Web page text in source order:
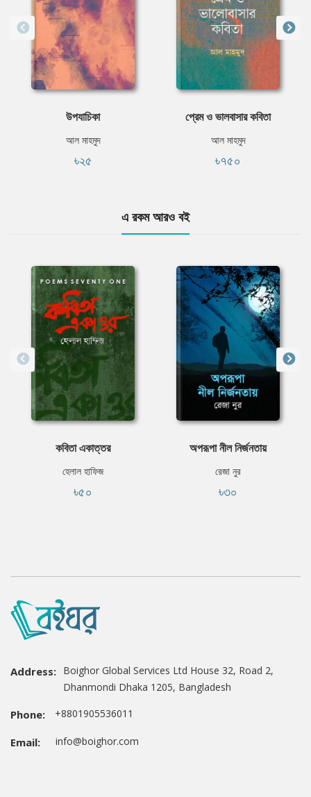
উপযাচিকা
আল মাহমুদ
৳২৫
প্রেম ও ভালবাসার কবিতা
আল মাহমুদ
৳৭৫০
এ রকম আরও বই
কবিতা একাত্তর
হেলাল হাফিজ
৳৫০
অপরূপা নীল নির্জনতায়
রেজা নুর
৳৩০
Address: Boighor Global Services Ltd House 32, Road 2,
Dhanmondi Dhaka 1205, Bangladesh
Phone: +8801905536011
Email: info@boighor.com